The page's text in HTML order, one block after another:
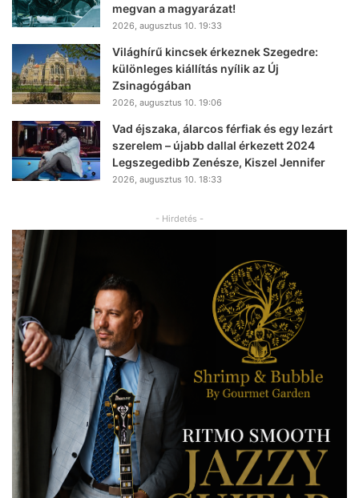
megvan a magyarázat!
2026, augusztus 10. 19:33
Világhírű kincsek érkeznek Szegedre:
különleges kiállítás nyílik az Új
Zsinagógában
2026, augusztus 10. 19:06
Vad éjszaka, álarcos férfiak és egy lezárt
szerelem – újabb dallal érkezett 2024
Legszegedibb Zenésze, Kiszel Jennifer
2026, augusztus 10. 18:33
- Hirdetés -